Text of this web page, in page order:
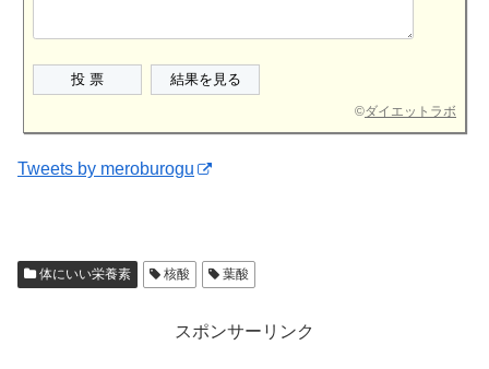
©ダイエットラボ
Tweets by meroburogu
体にいい栄養素 核酸 葉酸
スポンサーリンク